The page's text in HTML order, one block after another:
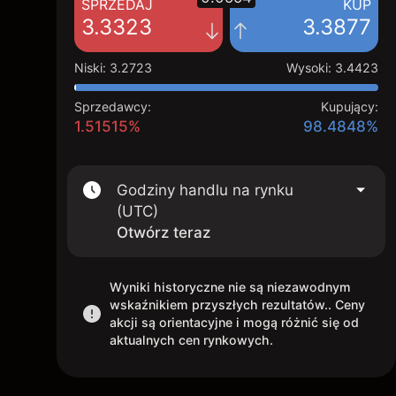
SPRZEDAJ
3.3323
KUP
3.3877
Niski: 3.2723 Wysoki: 3.4423
Sprzedawcy:
1.51515%
Kupujący:
98.4848%
Godziny handlu na rynku
(UTC)
Otwórz teraz
Wyniki historyczne nie są niezawodnym
wskaźnikiem przyszłych rezultatów.. Ceny
akcji są orientacyjne i mogą różnić się od
aktualnych cen rynkowych.